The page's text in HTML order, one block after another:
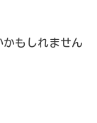
もしれません